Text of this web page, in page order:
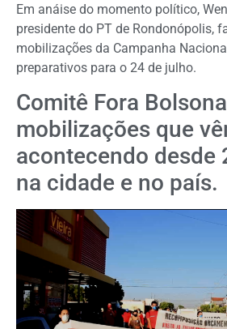
Em anáise do momento político,
presidente do PT de Rondonópolis,
mobilizações da Campanha
preparativos para o 24 de julho.
Comitê Fora
mobilizações que
acontecendo desde
na cidade e no país.